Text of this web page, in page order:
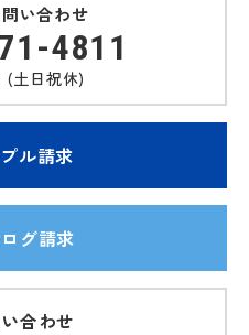
い合わせ
4811
(土日祝休)
ル請求
グ請求
合わせ